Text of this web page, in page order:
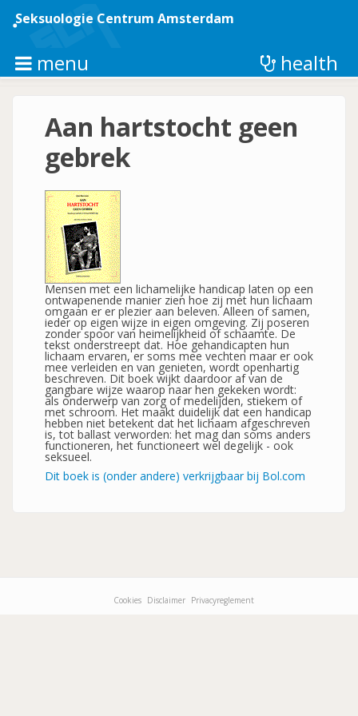
naar
gaan
Seksuologie Centrum Amsterdam
menu health
Aan hartstocht geen
gebrek
Mensen met een lichamelijke handicap laten op een
ontwapenende manier zien hoe zij met hun lichaam
omgaan er er plezier aan beleven. Alleen of samen,
ieder op eigen wijze in eigen omgeving. Zij poseren
zonder spoor van heimelijkheid of schaamte. De
tekst onderstreept dat. Hoe gehandicapten hun
lichaam ervaren, er soms mee vechten maar er ook
mee verleiden en van genieten, wordt openhartig
beschreven. Dit boek wijkt daardoor af van de
gangbare wijze waarop naar hen gekeken wordt:
als onderwerp van zorg of medelijden, stiekem of
met schroom. Het maakt duidelijk dat een handicap
hebben niet betekent dat het lichaam afgeschreven
is, tot ballast verworden: het mag dan soms anders
functioneren, het functioneert wel degelijk - ook
seksueel.
Dit boek is (onder andere) verkrijgbaar bij Bol.com
Cookies Disclaimer Privacyreglement